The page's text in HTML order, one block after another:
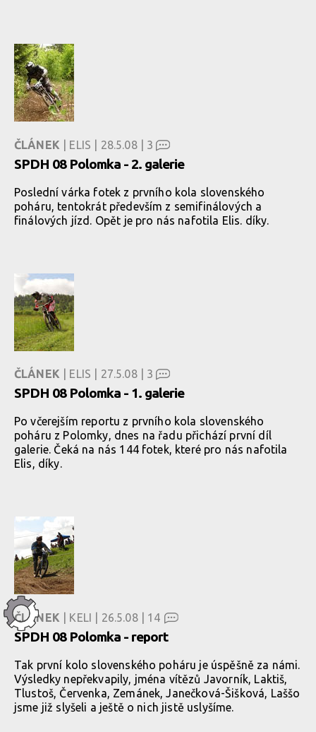
ČLÁNEK | ELIS | 28.5.08 | 3
SPDH 08 Polomka - 2. galerie
Poslední várka fotek z prvního kola slovenského
poháru, tentokrát především z semifinálových a
finálových jízd. Opět je pro nás nafotila Elis. díky.
ČLÁNEK | ELIS | 27.5.08 | 3
SPDH 08 Polomka - 1. galerie
Po včerejším reportu z prvního kola slovenského
poháru z Polomky, dnes na řadu přichází první díl
galerie. Čeká na nás 144 fotek, které pro nás nafotila
Elis, díky.
ČLÁNEK | KELI | 26.5.08 | 14
SPDH 08 Polomka - report
Tak první kolo slovenského poháru je úspěšně za námi.
Výsledky nepřekvapily, jména vítězů Javorník, Laktiš,
Tlustoš, Červenka, Zemánek, Janečková-Šišková, Laššo
jsme již slyšeli a ještě o nich jistě uslyšíme.